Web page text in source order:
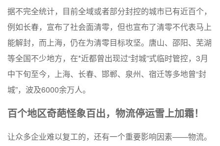
据不完全统计，目前全域或者部分封控的城市已有近百个，
例如长春，宣布了社会面清零，但也宣布了清零不代表马上
能解封，而上海，仍在为清零目标攻坚。唐山、邵阳、芜湖
等全国不少地方，在*近都曾出现过“封城”式临时管控，3月
中下旬至今，上海、长春、邯郸、泉州、宿迁等多地曾“封
城”，波及6000余万人。
百个地区奇葩怪象百出，物流停运雪上加霜！
让众多企业难以复工的，还有一个重要影响因素——物流。